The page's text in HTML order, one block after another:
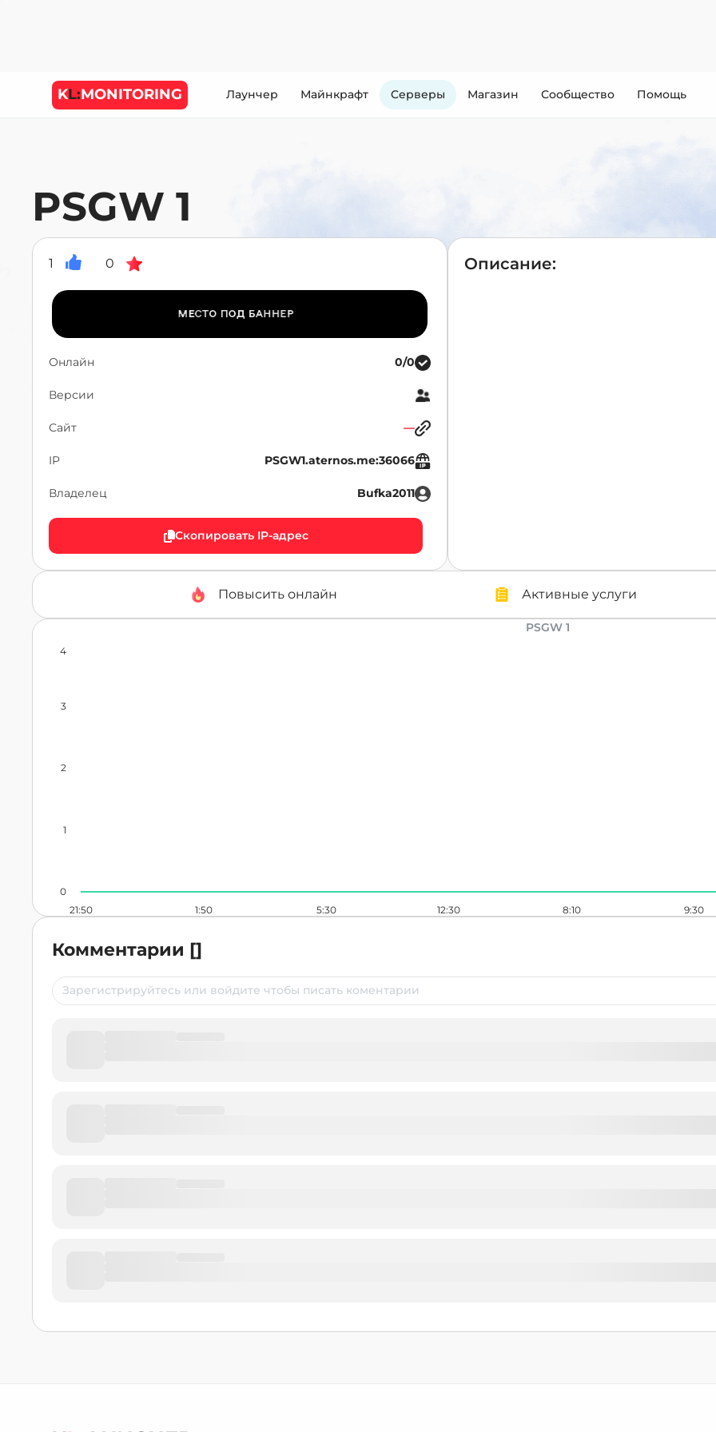
KL:MONITORING Лаунчер Майнкрафт Cерверы Магазин Сообщество Помощь
PSGW 1
1 0
Онлайн 0/0
Версии
Сайт —
IP PSGW1.aternos.me:36066
Владелец Bufka2011
Скопировать IP-адрес
Описание:
Повысить онлайн Активные услуги
PSGW 1
21:50 1:50 5:30 12:30 8:10 9:30
0
1
2
3
4
Комментарии []